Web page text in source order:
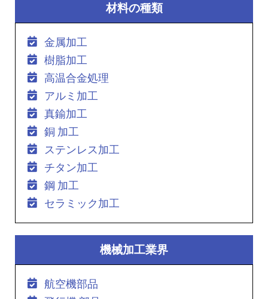
材料の種類
金属加工
樹脂加工
高温合金処理
アルミ加工
真鍮加工
銅 加工
ステンレス加工
チタン加工
鋼 加工
セラミック加工
機械加工業界
航空機部品